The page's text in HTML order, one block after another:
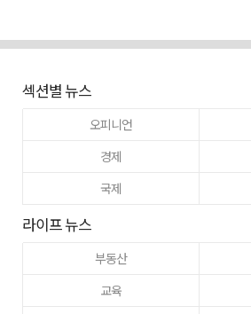
섹션별 뉴스
오피니언
경제
국제
라이프 뉴스
부동산
교육